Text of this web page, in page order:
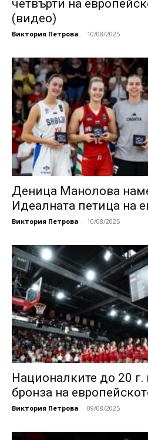
четвърти на
(видео)
Виктория Петрова - 10/08/2025
Деница Манолова
Идеалната петица на
Виктория Петрова - 10/08/2025
Националките до 20 г.
бронза на
Виктория Петрова - 09/08/2025